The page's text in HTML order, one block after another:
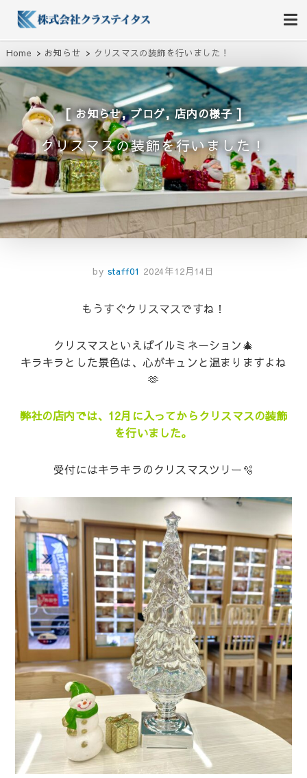
株式会社クラステイタス
地域のコミュニティーを大切にする企業
Home お知らせ クリスマスの装飾を行いました！
お知らせ,ブログ,店内の様子
クリスマスの装飾を行いました！
by staff01 2024年12月14日
もうすぐクリスマスですね！
クリスマスといえばイルミネーション🎄
キラキラとした景色は、心がキュンと温まりますよね
🫶
弊社の店内では、12月に入ってからクリスマスの装飾
を行いました。
受付にはキラキラのクリスマスツリー🫧